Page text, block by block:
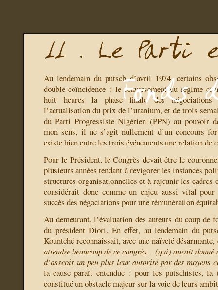
Au lendemain du putsch d’avril 1974, certains
double coïncidence : le renversement du régime
huit heures la phase finale des négociations
l’actualisation du prix de l’uranium, et de trois
du Parti Progressiste Nigérien (PPN) au pouvoir
mon sens, il ne s’agit nullement d’un concours
existe bien entre les trois événements une relation de
Pour le Président, le Congrès devait être le
plusieurs années tendant à revigorer les instances
structures organisationnelles et à rajeunir les
considérait donc comme un enjeu aussi vital
succès des négociations pour une rémunération
Au demeurant, l’évaluation des auteurs du coup de
du président Diori. En effet, au lendemain du
Kountché reconnaissait, avec une naïveté
attendre beaucoup de ce congrès... (qui) aurait
d’asseoir un peu plus leur autorité par des moyens
la cause paraît entendue : pour les putschistes, la
constitué un obstacle majeur sur la voie de leurs